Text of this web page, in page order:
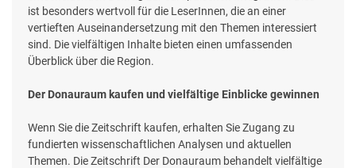
ist besonders wertvoll für die LeserInnen, die an einer
vertieften Auseinandersetzung mit den Themen interessiert
sind. Die vielfältigen Inhalte bieten einen umfassenden
Überblick über die Region.
Der Donauraum kaufen und vielfältige Einblicke gewinnen
Wenn Sie die Zeitschrift kaufen, erhalten Sie Zugang zu
fundierten wissenschaftlichen Analysen und aktuellen
Themen. Die Zeitschrift Der Donauraum behandelt vielfältige